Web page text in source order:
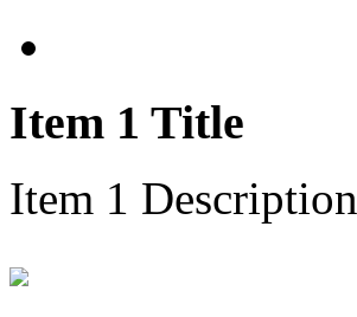
Item 1 Title
Item 1 Description